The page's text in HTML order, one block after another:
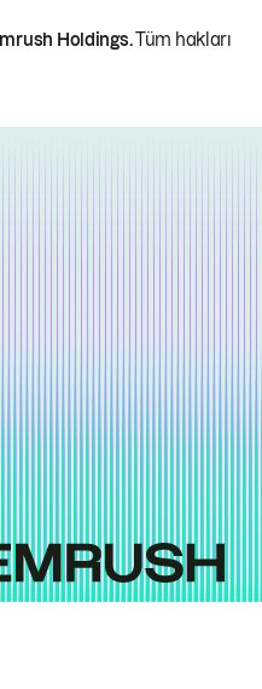
Holdings.Tüm hakları